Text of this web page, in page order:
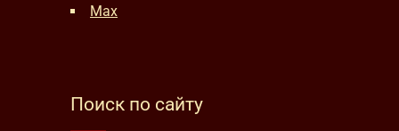
Max
Поиск по сайту